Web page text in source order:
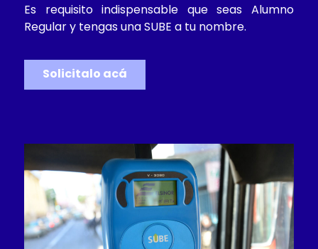
Es requisito indispensable que seas Alumno
Regular y tengas una SUBE a tu nombre.
Solicitalo acá